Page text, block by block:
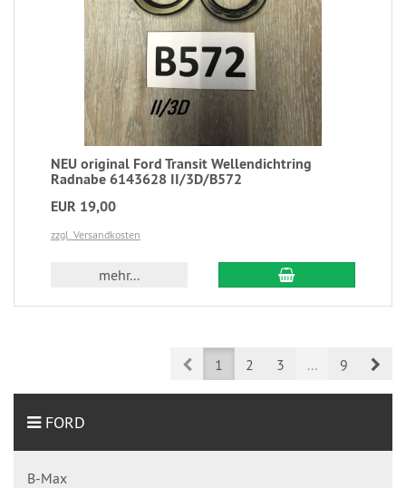
NEU original Ford Transit Wellendichtring
Radnabe 6143628 II/3D/B572
EUR 19,00
zzgl. Versandkosten
mehr...
Prev1 2 3 ... 9
FORD
B-Max